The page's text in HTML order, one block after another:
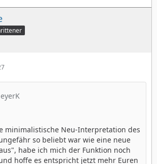
minimalistische Neu-Interpretation des
so beliebt war wie eine neue
habe ich mich der Funktion noch
hoffe es entspricht jetzt mehr Euren